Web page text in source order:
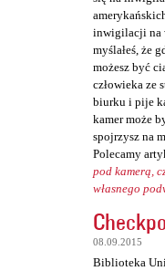
inwigilacji na
myślałeś, że
możesz być
człowieka ze
biurku i pije
kamer może
spojrzysz na
Polecamy
pod kamerą,
własnego
08.09.2015
Biblioteka